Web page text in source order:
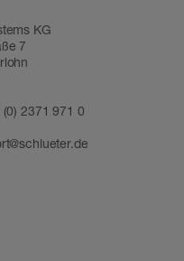
KG
7
(0) 2371 971 0